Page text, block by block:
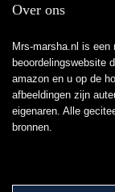
Over ons
Mrs-marsha.nl is een
beoordelingswebsite
amazon en u op de
afbeeldingen zijn
eigenaren. Alle
bronnen.